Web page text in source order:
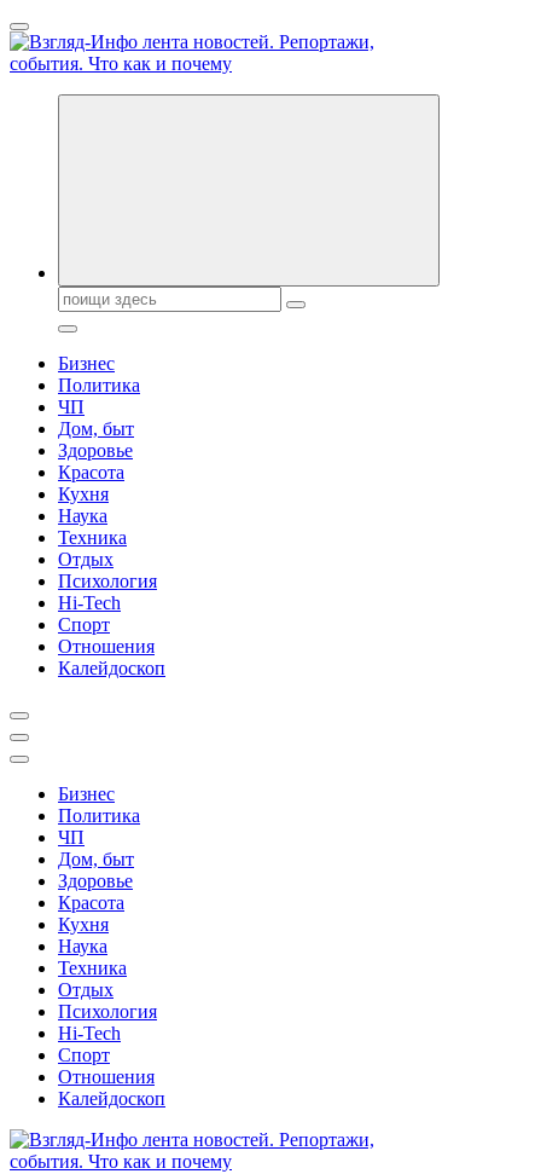
Перейти
к
содержанию
Обо всем и обо всех, что зачем и почему. Новости политики,
Поиск:
Бизнес
Политика
ЧП
Дом, быт
Здоровье
Красота
Кухня
Наука
Техника
Отдых
Психология
Hi-Tech
Спорт
Отношения
Калейдоскоп
Бизнес
Политика
ЧП
Дом, быт
Здоровье
Красота
Кухня
Наука
Техника
Отдых
Психология
Hi-Tech
Спорт
Отношения
Калейдоскоп